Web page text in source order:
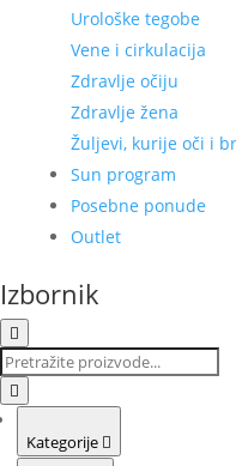
Urološke tegobe
Vene i cirkulacija
Zdravlje očiju
Zdravlje žena
Žuljevi, kurije oči i
Sun program
Posebne ponude
Outlet
Izbornik
Kategorije